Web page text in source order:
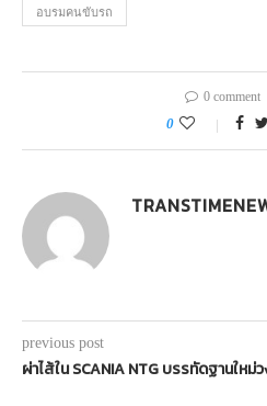
อบรมคนขับรถ
0 comment
0
previous post
ผ่าไส้ใน SCANIA NTG บรรทัดฐานใหม่